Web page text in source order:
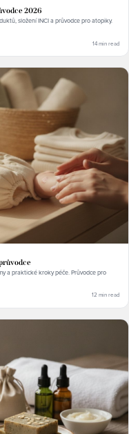
2026
složení INCI a průvodce pro atopiky.
14 min read
a praktické kroky péče. Průvodce pro
12 min read